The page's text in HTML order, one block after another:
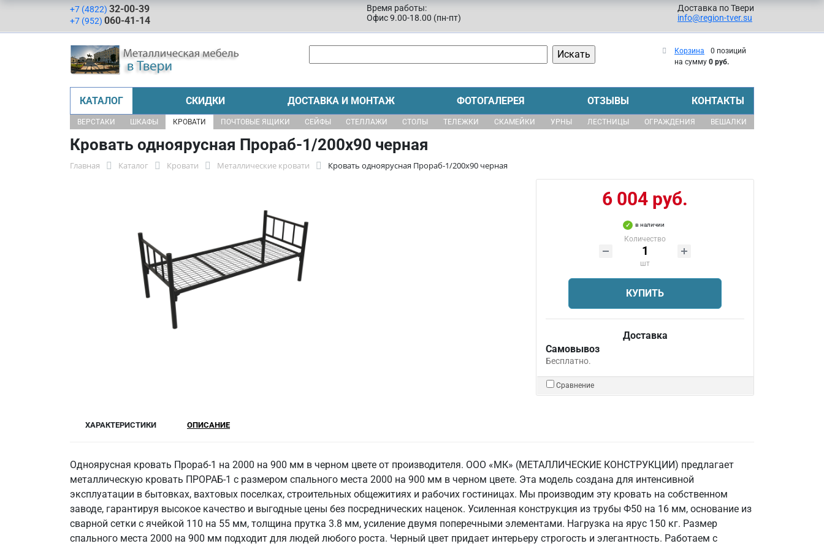
+7 (4822) 32-00-39
+7 (952) 060-41-14
Время работы:
Офис 9.00-18.00 (пн-пт)
Доставка по Твери
info@region-tver.su
Корзина
0 позиций
на сумму 0 руб.
КАТАЛОГ СКИДКИ ДОСТАВКА И МОНТАЖ ФОТОГАЛЕРЕЯ ОТЗЫВЫ КОНТАКТЫ
ВЕРСТАКИ ШКАФЫ КРОВАТИ ПОЧТОВЫЕ ЯЩИКИ СЕЙФЫ СТЕЛЛАЖИ СТОЛЫ ТЕЛЕЖКИ СКАМЕЙКИ УРНЫ ЛЕСТНИЦЫ ОГРАЖДЕНИЯ ВЕШАЛКИ
Кровать одноярусная Прораб-1/200х90 черная
Главная Каталог Кровати Металлические кровати Кровать одноярусная Прораб-1/200х90 черная
6 004 руб.
в наличии
Количество
шт
КУПИТЬ
Доставка
Самовывоз
Бесплатно.
Сравнение
ХАРАКТЕРИСТИКИ ОПИСАНИЕ
Одноярусная кровать Прораб-1 на 2000 на 900 мм в черном цвете от производителя. ООО «МК» (МЕТАЛЛИЧЕСКИЕ КОНСТРУКЦИИ) предлагает
металлическую кровать ПРОРАБ-1 с размером спального места 2000 на 900 мм в черном цвете. Эта модель создана для интенсивной
эксплуатации в бытовках, вахтовых поселках, строительных общежитиях и рабочих гостиницах. Мы производим эту кровать на собственном
заводе, гарантируя высокое качество и выгодные цены без посреднических наценок. Усиленная конструкция из трубы Ф50 на 16 мм, основание из
сварной сетки с ячейкой 110 на 55 мм, толщина прутка 3.8 мм, усиление двумя поперечными элементами. Нагрузка на ярус 150 кг. Размер
спального места 2000 на 900 мм подходит для людей любого роста. Черный цвет придает интерьеру строгость и элегантность. Работаем с